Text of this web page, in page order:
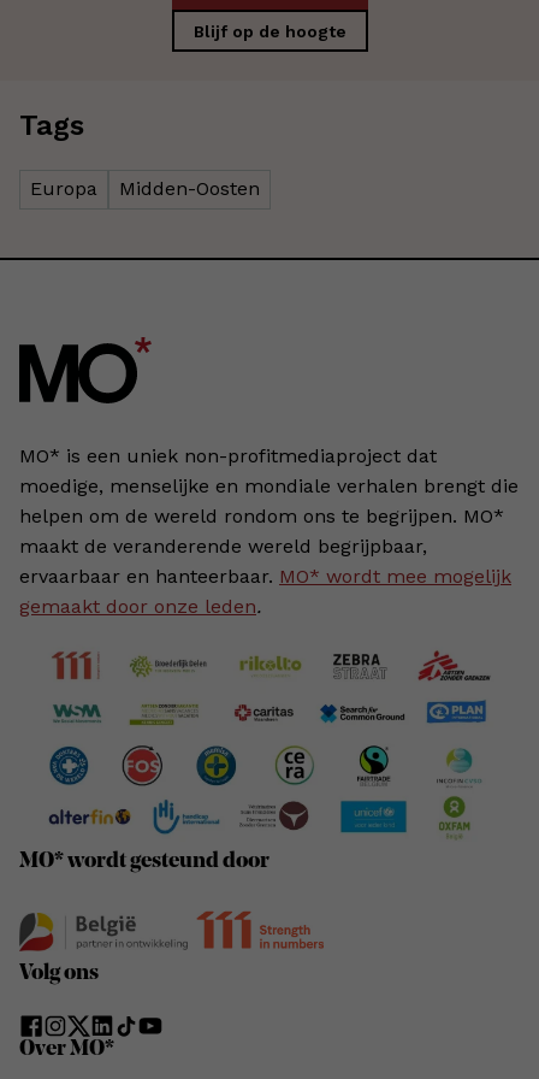
Blijf op de hoogte
Tags
Europa Midden-Oosten
MO* is een uniek non-profitmediaproject dat
moedige, menselijke en mondiale verhalen brengt die
helpen om de wereld rondom ons te begrijpen. MO*
maakt de veranderende wereld begrijpbaar,
ervaarbaar en hanteerbaar. MO* wordt mee mogelijk
gemaakt door onze leden.
MO* wordt gesteund door
Volg ons
Over MO*